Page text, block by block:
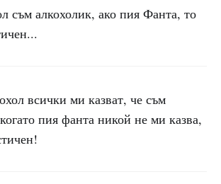
съм алкохолик, ако пия Фанта, то
всички ми казват, че съм
пия фанта никой не ми казва,